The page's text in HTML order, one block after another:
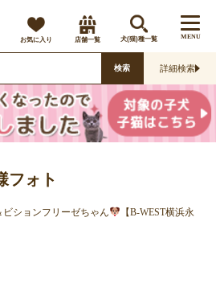
お気に入り 店舗一覧 犬(猫)種一覧 MENU
検索 詳細検索
フォト
ビションフリーゼちゃん
【B-WEST横浜永